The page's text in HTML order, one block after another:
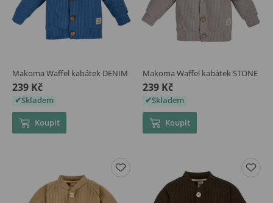
Makoma Waffel kabátek DENIM
239 Kč
Skladem
Koupit
Makoma Waffel kabátek STONE
239 Kč
Skladem
Koupit